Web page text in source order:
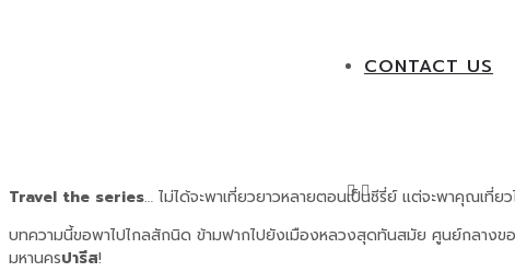
CONTACT US
Travel the series… ไม่ได้จะพาเที่ยวยาวหลายตอนเป็นซีรี่ย์ แต่จะพาคุณเที่ยว
บทความนี้ขอพาไปไกลสักนิด ข้ามฟากไปยังเมืองหลวงสุดทันสมัย ศูนย์กลางข
มหานครปารีส!